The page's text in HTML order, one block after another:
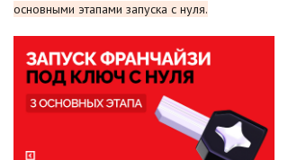
основными этапами запуска с нуля.